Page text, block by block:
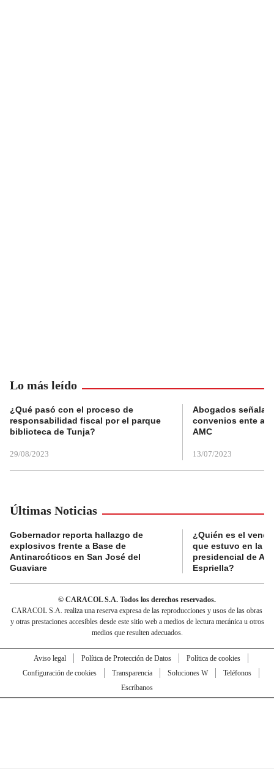
Lo más leído
¿Qué pasó con el proceso de
responsabilidad fiscal por el parque
biblioteca de Tunja?
29/08/2023
Abogados
convenios ente
AMC
13/07/2023
Últimas Noticias
Gobernador reporta hallazgo de
explosivos frente a Base de
Antinarcóticos en San José del
Guaviare
¿Quién es el
que estuvo en la
presidencial de
Espriella?
© CARACOL S.A. Todos los derechos reservados.
CARACOL S.A. realiza una reserva expresa de las reproducciones y usos de las obras
y otras prestaciones accesibles desde este sitio web a medios de lectura mecánica u otros
medios que resulten adecuados.
Aviso legal Política de Protección de Datos
Política de cookies
Configuración de cookies
Transparencia Soluciones W
Teléfonos
Escríbanos